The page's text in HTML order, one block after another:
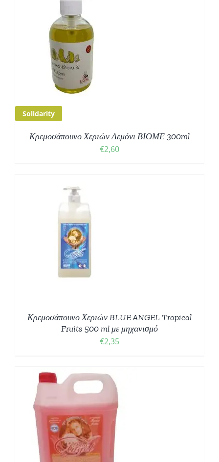
Solidarity
Κρεμοσάπουνο Χεριών Λεμόνι ΒΙΟΜΕ 300ml
€2,60
Κρεμοσάπουνο Χεριών BLUE ANGEL Tropical
Fruits 500 ml με μηχανισμό
€2,35